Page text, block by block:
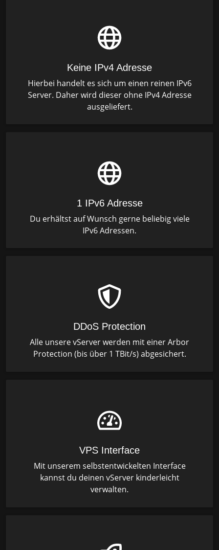
Keine IPv4 Adresse
Hierbei handelt es sich um einen reinen IPv6
Server. Daher wird dieser ohne IPv4 Adresse
ausgeliefert.
1 IPv6 Adresse
Du erhältst auf Wunsch gerne beliebig viele
IPv6 Adressen.
DDoS Protection
Alle unsere vServer werden mit einer Arbor
Protection (bis über 1 TBit/s) abgesichert.
VPS Interface
Mit unserem selbstentwickelten Interface
kannst du deinen vServer kinderleicht
verwalten.